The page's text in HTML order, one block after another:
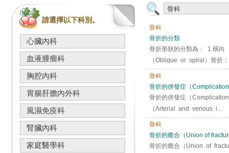
請選擇以下科別。
心臟內科
血液腫瘤科
胸腔內科
胃腸肝膽內外科
風濕免疫科
腎臟內科
家庭醫學科
骨科
骨折的分類
骨折形狀的分類為： 1.橫向
（Oblique or spiral）骨折
骨科
骨折的併發症（
骨折的併發症（
（Arterial and venous i...
骨科
骨折的癒合（Union of
骨折的癒合（Union of